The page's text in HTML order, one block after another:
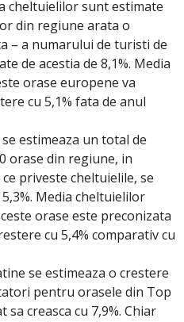
cheltuielilor sunt estimate
din regiune arata o
– a numarului de turisti de
de acestia de 8,1%. Media
orase europene va
cu 5,1% fata de anul
estimeaza un total de
orase din regiune, in
priveste cheltuielile, se
Media cheltuielilor
orase este preconizata
cu 5,4% comparativ cu
se estimeaza o crestere
pentru orasele din Top
creasca cu 7,9%. Chiar